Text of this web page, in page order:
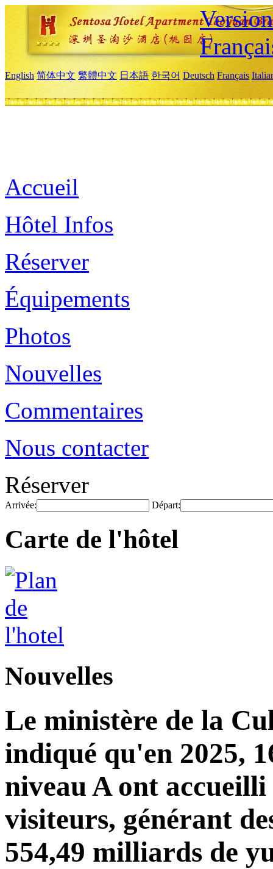
English 简体中文 繁體中文 日本語 한국어 Deutsch Français
Accueil
Hôtel Infos
Réserver
Équipements
Photos
Nouvelles
Commentaires
Nous contacter
Réserver
Arrivée: Départ:
Carte de l'hôtel
Nouvelles
Le ministère de la
indiqué qu'en 2025,
niveau A ont
visiteurs, générant
554,49 milliards de